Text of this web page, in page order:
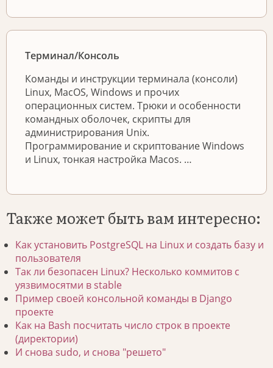
Терминал/Консоль
Команды и инструкции терминала (консоли)
Linux, MacOS, Windows и прочих
операционных систем. Трюки и особенности
командных оболочек, скрипты для
администрирования Unix.
Программирование и скриптование Windows
и Linux, тонкая настройка Macos. …
Также может быть вам интересно:
Как установить PostgreSQL на Linux и создать базу и
пользователя
Так ли безопасен Linux? Несколько коммитов с
уязвимосятми в stable
Пример своей консольной команды в Django
проекте
Как на Bash посчитать число строк в проекте
(директории)
И снова sudo, и снова "решето"